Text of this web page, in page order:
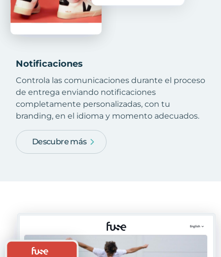
Notificaciones
Controla las comunicaciones durante el proceso
de entrega enviando notificaciones
completamente personalizadas, con tu
branding, en el idioma y momento adecuados.
Descubre más